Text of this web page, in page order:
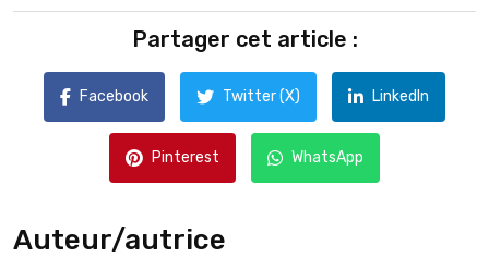
Partager cet article :
Facebook Twitter (X) LinkedIn
Pinterest WhatsApp
Auteur/autrice